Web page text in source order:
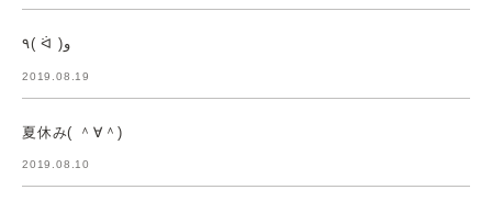
٩( ᐛ )و
2019.08.19
夏休み( ＾∀＾)
2019.08.10